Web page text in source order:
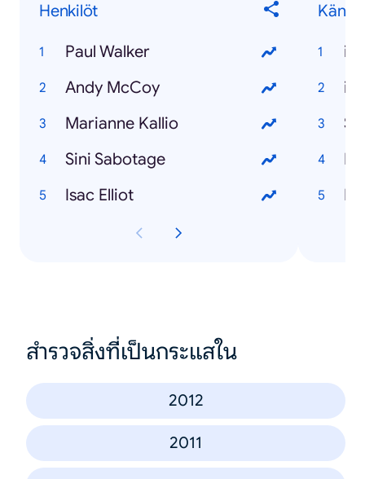
Henkilöt
Paul Walker
Andy McCoy
Marianne Kallio
Sini Sabotage
Isac Elliot
สำรวจสิ่งที่เป็นกระแสใน
2012
2011